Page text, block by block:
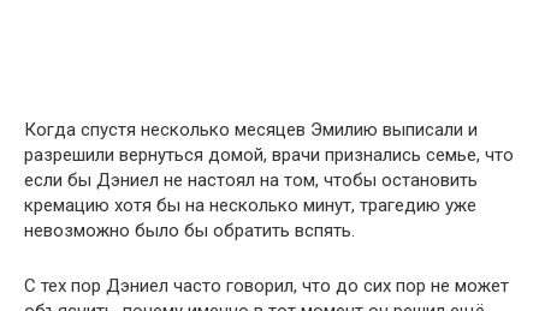
Когда спустя несколько месяцев Эмилию выписали и
разрешили вернуться домой, врачи признались семье, что
если бы Дэниел не настоял на том, чтобы остановить
кремацию хотя бы на несколько минут, трагедию уже
невозможно было бы обратить вспять.
С тех пор Дэниел часто говорил, что до сих пор не может